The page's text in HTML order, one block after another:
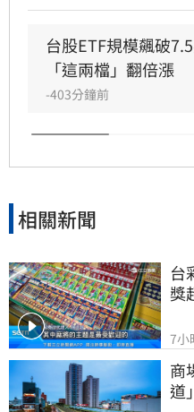
跌，終場微漲0.79%
計，官股券商今日買
外，還包括聯電、群
積極進場布局。提醒
資決策應審慎評估風
台股ETF規模飆破
「這兩檔」翻倍漲
-403分鐘前
相關新聞
台
獎
7小
商
道